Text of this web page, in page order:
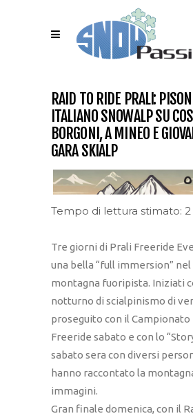
RAID TO RIDE PRALI:
ITALIANO SNOWALP SU
BORGONI, A MINEO E
GARA SKIALP
Tempo di lettura stimato:
Tre giorni di Prali Freeride
una bella “full immersion”
montagna fuoripista. Iniziati
notturno di scialpinismo di
proseguito con il Campionato
Freeride sabato e con lo
sabato sera con diversi
hanno raccontato la
immagini.
Gran finale domenica, con il